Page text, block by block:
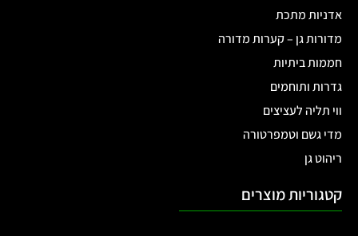
אדניות מתכת
מדורות גן – קערות מדורה
חממות ביתיות
גדרות ותוחמים
ווי תליה לעציצים
מדי גשם וטמפרטורה
ריהוט גן
קטגוריות מוצרים